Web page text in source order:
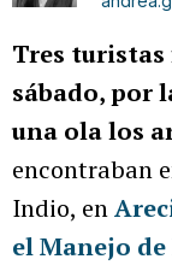
Tres turistas
sábado, por
una ola los
encontraban
Indio, en
el Manejo